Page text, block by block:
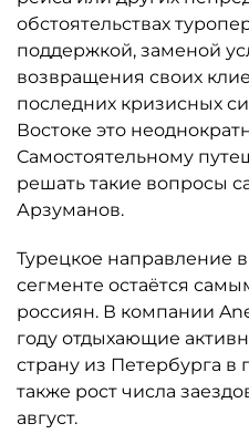
обстоятельствах
поддержкой, заменой
возвращения своих
последних кризисных
Востоке это
Самостоятельному
решать такие вопросы
Арзуманов.
Турецкое направление
сегменте остаётся
россиян. В компании
году отдыхающие
страну из Петербурга в
также рост числа
август.